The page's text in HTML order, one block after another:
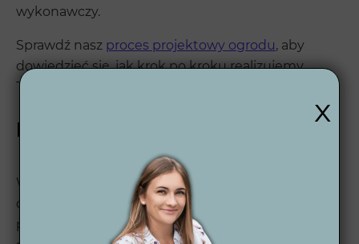
wykonawczy.
Sprawdź nasz proces projektowy ogrodu, aby
dowiedzieć się, jak krok po kroku realizujemy
Twoje marzenia o idealnym ogrodzie.
Kilka słów o Wytwórni Zieleni
Wytwórnia Zieleni to firma z wieloletnim
doświadczeniem, specjalizująca się w
projektowaniu nowoczesnych ogrodów. Nasze
x